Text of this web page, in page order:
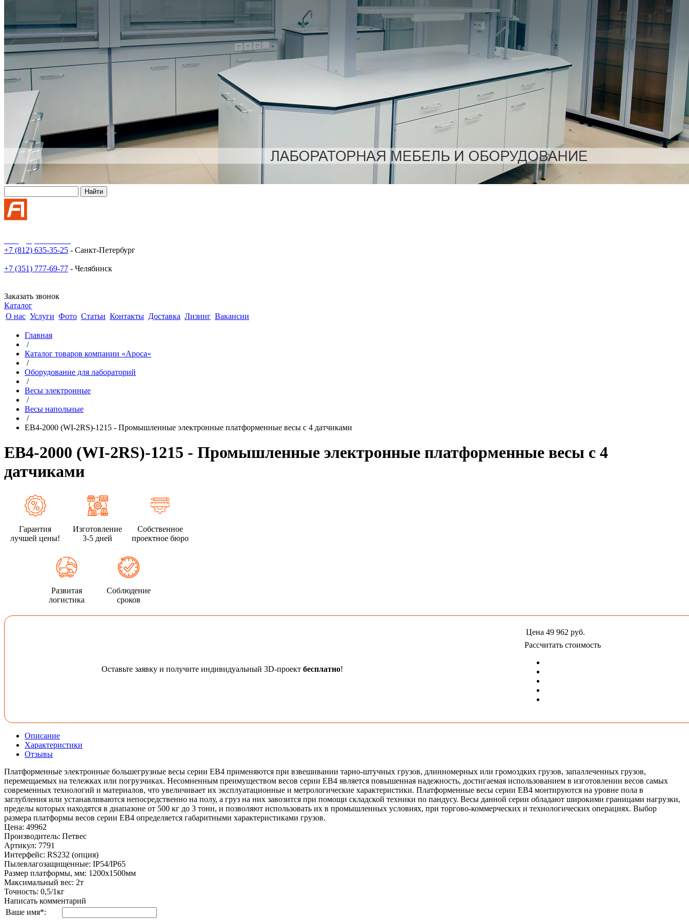
+7 (812) 635-35-25 - Санкт-Петербург
+7 (351) 777-69-77 - Челябинск
Заказать звонок
Каталог
О нас Услуги Фото Статьи Контакты Доставка Лизинг Вакансии
Главная
/
Каталог товаров компании «Ароса»
/
Оборудование для лабораторий
/
Весы электронные
/
Весы напольные
/
ЕВ4-2000 (WI-2RS)-1215 - Промышленные электронные платформенные весы с 4 датчиками
ЕВ4-2000 (WI-2RS)-1215 - Промышленные электронные платформенные весы с 4
датчиками
Гарантия
лучшей цены!
Изготовление
3-5 дней
Собственное
проектное бюро
Развитая
логистика
Соблюдение
сроков
Оставьте заявку и получите индивидуальный 3D-проект бесплатно!
Цена 49 962 руб.
Рассчитать стоимость
Описание
Характеристики
Отзывы
Платформенные электронные большегрузные весы серии ЕВ4 применяются при взвешивании тарно-штучных грузов, длинномерных или громоздких грузов, запаллеченных грузов,
перемещаемых на тележках или погрузчиках. Несомненным преимуществом весов серии ЕВ4 является повышенная надежность, достигаемая использованием в изготовлении весов самых
современных технологий и материалов, что увеличивает их эксплуатационные и метрологические характеристики. Платформенные весы серии ЕВ4 монтируются на уровне пола в
заглубления или устанавливаются непосредственно на полу, а груз на них завозится при помощи складской техники по пандусу. Весы данной серии обладают широкими границами нагрузки,
пределы которых находятся в диапазоне от 500 кг до 3 тонн, и позволяют использовать их в промышленных условиях, при торгово-коммерческих и технологических операциях. Выбор
размера платформы весов серии ЕВ4 определяется габаритными характеристиками грузов.
Цена: 49962
Производитель: Петвес
Артикул: 7791
Интерфейс: RS232 (опция)
Пылевлагозащищенные: IP54/IP65
Размер платформы, мм: 1200х1500мм
Максимальный вес: 2т
Точность: 0,5/1кг
Написать комментарий
Ваше имя*: